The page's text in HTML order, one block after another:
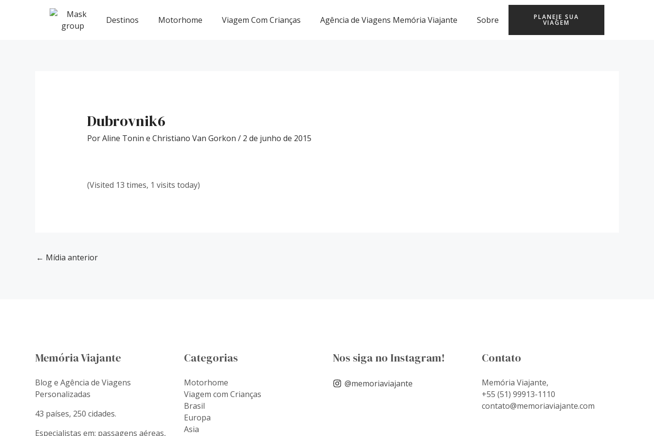
Destinos Motorhome Viagem Com Crianças Agência de Viagens Memória Viajante Sobre PLANEJE SUA
VIAGEM
Dubrovnik6
PorAline Tonin e Christiano Van Gorkon / 2 de junho de 2015
(Visited 13 times, 1 visits today)
navigation
← Mídia anterior
Memória Viajante
Blog e Agência de Viagens
Personalizadas
43 países, 250 cidades.
Especialistas em: passagens aéreas,
Categorias
Motorhome
Viagem com Crianças
Brasil
Europa
Asia
Nos siga no Instagram!
@memoriaviajante
Contato
Memória Viajante,
+55 (51) 99913-1110
contato@memoriaviajante.com